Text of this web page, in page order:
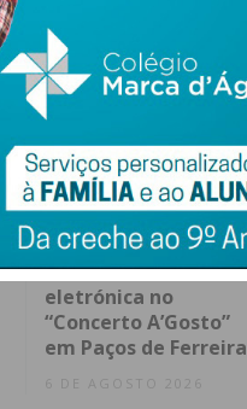
A tradição
filarmónica cruza-se
com a música
eletrónica no
“Concerto A’Gosto”
em Paços de Ferreira
6 DE AGOSTO 2026